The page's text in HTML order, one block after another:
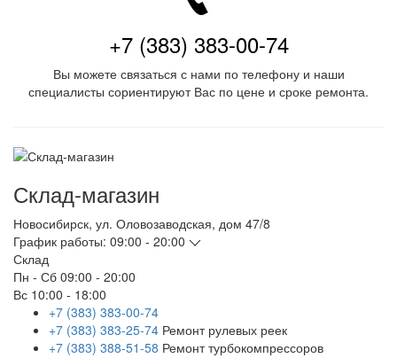
+7 (383) 383-00-74
Вы можете связаться с нами по телефону и наши
специалисты сориентируют Вас по цене и сроке ремонта.
Склад-магазин
Новосибирск, ул. Оловозаводская, дом 47/8
График работы: 09:00 - 20:00
Склад
Пн - Сб 09:00 - 20:00
Вс 10:00 - 18:00
+7 (383) 383-00-74
+7 (383) 383-25-74 Ремонт рулевых реек
+7 (383) 388-51-58 Ремонт турбокомпрессоров